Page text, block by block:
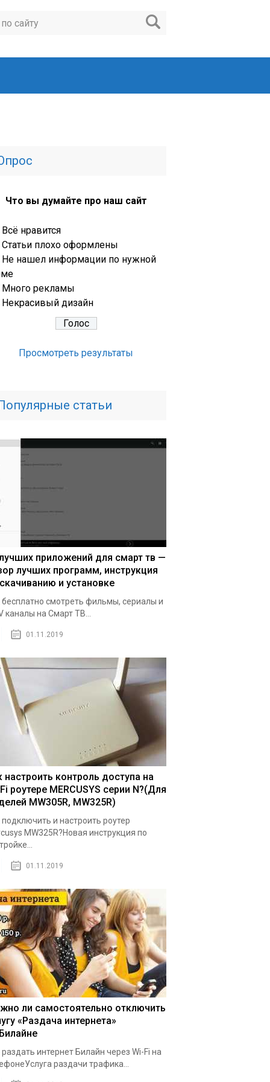
Что вы думайте про наш сайт
Всё нравится
Статьи плохо оформлены
Не нашел информации по нужной
Много рекламы
Некрасивый дизайн
Просмотреть результаты
статьи
приложений для смарт тв —
лучших программ, инструкция
и установке
бесплатно смотреть фильмы, сериалы и
каналы на Смарт ТВ...
01.11.2019
настроить контроль доступа на
роутере MERCUSYS серии N?(Для
MW305R, MW325R)
подключить и настроить роутер
MW325R?Новая инструкция по
01.11.2019
ли самостоятельно отключить
«Раздача интернета»
раздать интернет Билайн через Wi-Fi на
раздачи трафика...